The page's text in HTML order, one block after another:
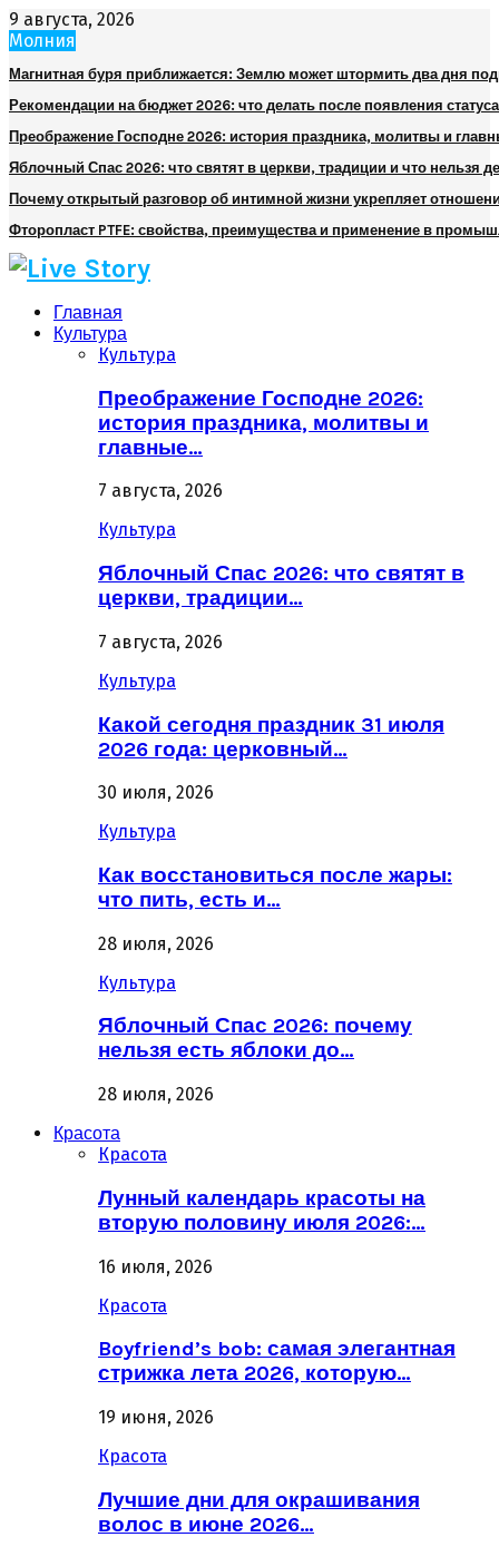
9 августа, 2026
Молния
Магнитная буря приближается: Землю может штормить два дня
Рекомендации на бюджет 2026: что делать после появления
Преображение Господне 2026: история праздника, молитвы и
Яблочный Спас 2026: что святят в церкви, традиции и что нельзя
Почему открытый разговор об интимной жизни укрепляет
Фторопласт PTFE: свойства, преимущества и применение в
Главная
Культура
Культура
Преображение Господне 2026:
история праздника, молитвы и
главные…
7 августа, 2026
Культура
Яблочный Спас 2026: что святят в
церкви, традиции…
7 августа, 2026
Культура
Какой сегодня праздник 31 июля
2026 года: церковный…
30 июля, 2026
Культура
Как восстановиться после жары:
что пить, есть и…
28 июля, 2026
Культура
Яблочный Спас 2026: почему
нельзя есть яблоки до…
28 июля, 2026
Красота
Красота
Лунный календарь красоты на
вторую половину июля 2026:…
16 июля, 2026
Красота
Boyfriend’s bob: самая элегантная
стрижка лета 2026, которую…
19 июня, 2026
Красота
Лучшие дни для окрашивания
волос в июне 2026…